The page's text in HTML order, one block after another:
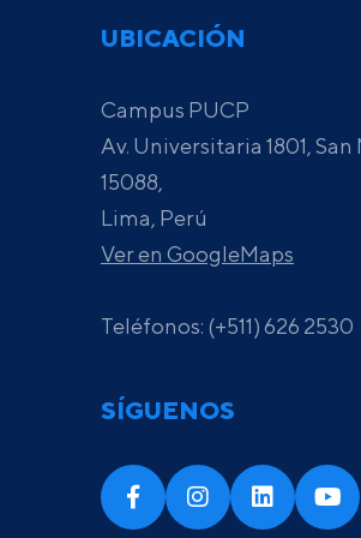
UBICACIÓN
Campus PUCP
Av. Universitaria 1801, San
15088,
Lima, Perú
Ver en GoogleMaps
Teléfonos: (+511) 626 2530
SÍGUENOS